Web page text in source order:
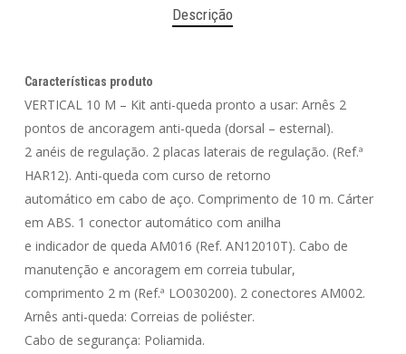
Descrição
Características produto
VERTICAL 10 M – Kit anti-queda pronto a usar: Arnês 2
pontos de ancoragem anti-queda (dorsal – esternal).
2 anéis de regulação. 2 placas laterais de regulação. (Ref.ª
HAR12). Anti-queda com curso de retorno
automático em cabo de aço. Comprimento de 10 m. Cárter
em ABS. 1 conector automático com anilha
e indicador de queda AM016 (Ref. AN12010T). Cabo de
manutenção e ancoragem em correia tubular,
comprimento 2 m (Ref.ª LO030200). 2 conectores AM002.
Arnês anti-queda: Correias de poliéster.
Cabo de segurança: Poliamida.